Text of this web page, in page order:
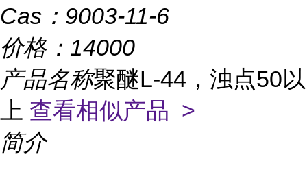
Cas： 9003-11-6
价格： 14000
产品名称聚醚L-44，浊点50以
上 查看相似产品 >
简介